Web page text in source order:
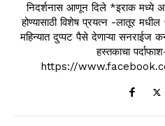
निदर्शनास आणून दिले *इराक मध्ये
होण्यासाठी विशेष प्रयत्न -लातूर
महिन्यात दुप्पट पैसे देणाऱ्या सनराईज
हस्तकाचा
https://